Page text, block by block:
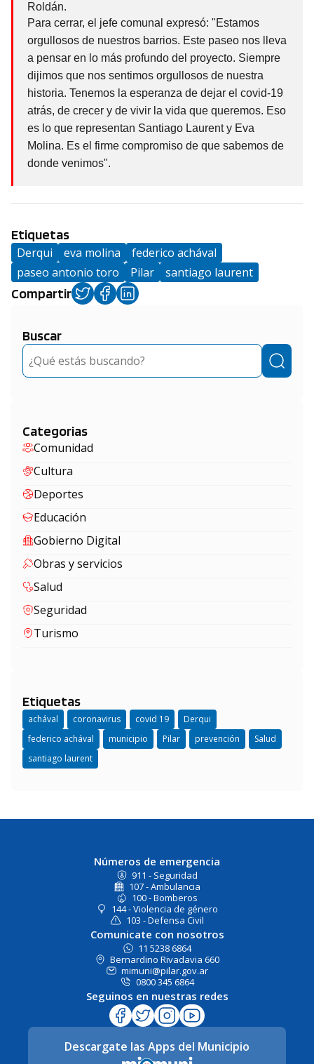
Roldán.
Para cerrar, el jefe comunal expresó: "Estamos
orgullosos de nuestros barrios. Este paseo nos lleva
a pensar en lo más profundo del proyecto. Siempre
dijimos que nos sentimos orgullosos de nuestra
historia. Tenemos la esperanza de dejar el covid-19
atrás, de crecer y de vivir la vida que queremos. Eso
es lo que representan Santiago Laurent y Eva
Molina. Es el firme compromiso de que sabemos de
donde venimos".
Etiquetas
Derqui eva molina
federico achával
paseo antonio toro
Pilar santiago laurent
Compartir
Buscar
Buscar
Categorias
Comunidad
Cultura
Deportes
Educación
Gobierno Digital
Obras y servicios
Salud
Seguridad
Turismo
Etiquetas
achával coronavirus covid 19
Derqui
federico achával
municipio Pilar prevención
Salud
santiago laurent
Números de emergencia
911 - Seguridad
107 - Ambulancia
100 - Bomberos
144 - Violencia de género
103 - Defensa Civil
Comunicate con nosotros
11 5238 6864
Bernardino Rivadavia 660
mimuni@pilar.gov.ar
0800 345 6864
Seguinos en nuestras redes
Descargate las Apps del Municipio